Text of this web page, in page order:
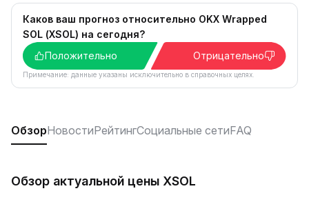
Каков ваш прогноз относительно OKX Wrapped
SOL (XSOL) на сегодня?
Положительно
Отрицательно
Примечание: данные указаны исключительно в справочных целях.
ОбзорНовостиРейтингСоциальные сетиFAQ
Обзор актуальной цены XSOL